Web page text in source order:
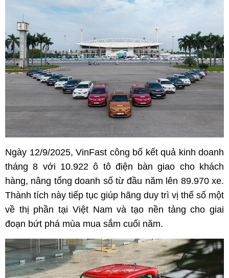
Ngày 12/9/2025, VinFast công bố kết quả kinh doanh
tháng 8 với 10.922 ô tô điện bàn giao cho khách
hàng, nâng tổng doanh số từ đầu năm lên 89.970 xe.
Thành tích này tiếp tục giúp hãng duy trì vị thế số một
về thị phần tại Việt Nam và tạo nền tảng cho giai
đoạn bứt phá mùa mua sắm cuối năm.